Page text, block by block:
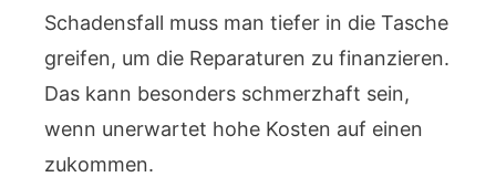
Schadensfall muss man tiefer in die Tasche
greifen, um die Reparaturen zu finanzieren.
Das kann besonders schmerzhaft sein,
wenn unerwartet hohe Kosten auf einen
zukommen.